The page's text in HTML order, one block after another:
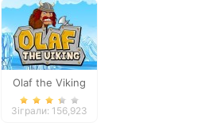
Olaf the Viking
Зіграли: 156,923